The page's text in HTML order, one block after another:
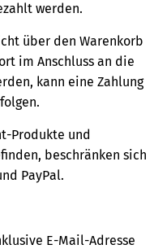
werden.
über den Warenkorb
im Anschluss an die
kann eine Zahlung
Produkte und
beschränken sich
PayPal.
E-Mail-Adresse